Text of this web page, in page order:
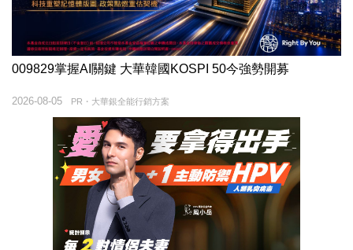
009829掌握AI關鍵 大華韓國KOSPI 50今強勢開募
PR・大華銀全能行銷方案
2026-08-05